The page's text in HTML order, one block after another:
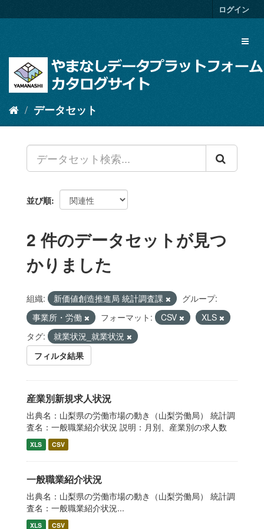
キ
ログイン
データセット
並び順
2 件のデータセットが見つ
かりました
組織: 新価値創造推進局 統計調査課
グループ:
事業所・労働
フォーマット: CSV
XLS
タグ:
就業状況_就業状況
フィルタ結果
産業別新規求人状況
出典名：山梨県の労働市場の動き（山梨労働局） 統計調
査名：一般職業紹介状況 説明：月別、産業別の求人数
XLS CSV
一般職業紹介状況
出典名：山梨県の労働市場の動き（山梨労働局） 統計調
査名：一般職業紹介状況...
XLS CSV